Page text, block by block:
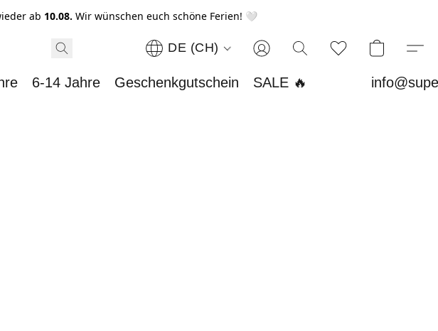
ab 10.08. Wir wünschen euch schöne Ferien! 🤍
DE (CH)
6-14 Jahre Geschenkgutschein SALE 🔥